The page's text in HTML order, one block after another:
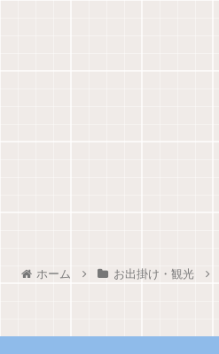
ホーム お出掛け・観光